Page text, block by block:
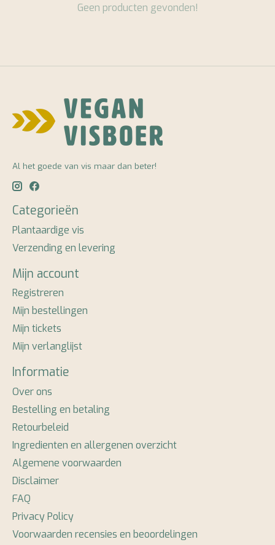
Geen producten gevonden!
Al het goede van vis maar dan beter!
Categorieën
Plantaardige vis
Verzending en levering
Mijn account
Registreren
Mijn bestellingen
Mijn tickets
Mijn verlanglijst
Informatie
Over ons
Bestelling en betaling
Retourbeleid
Ingredienten en allergenen overzicht
Algemene voorwaarden
Disclaimer
FAQ
Privacy Policy
Voorwaarden recensies en beoordelingen